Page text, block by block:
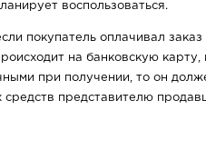
воспользоваться.
покупатель оплачивал
на банковскую карту,
при получении, то он
представителю